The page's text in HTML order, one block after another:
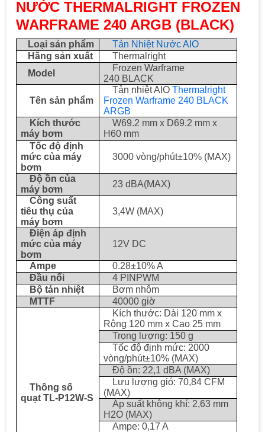
NƯỚC THERMALRIGHT FROZEN
WARFRAME 240 ARGB (BLACK)
Loại sản phẩm
Tản Nhiệt Nước AIO
Hãng sản xuất
Thermalright
Model
Frozen Warframe
240 BLACK
Tên sản phẩm
Tản nhiệt AIO Thermalright
Frozen Warframe 240 BLACK
ARGB
Kích thước
máy bơm
W69.2 mm x D69.2 mm x
H60 mm
Tốc độ định
mức của máy
bơm
3000 vòng/phút±10% (MAX)
Độ ồn của
máy bơm
23 dBA(MAX)
Công suất
tiêu thụ của
máy bơm
3,4W (MAX)
Điện áp định
mức của máy
bơm
12V DC
Ampe
0.28±10% A
Đầu nối
4 PINPWM
Bộ tản nhiệt
Bơm nhôm
MTTF
40000 giờ
Thông số
quạt TL-P12W-S
Kích thước: Dài 120 mm x
Rộng 120 mm x Cao 25 ​​mm
Trọng lượng: 150 g
Tốc độ định mức: 2000
vòng/phút±10% (MAX)
Độ ồn: 22,1 dBA (MAX)
Lưu lượng gió: 70,84 CFM
(MAX)
Áp suất không khí: 2,63 mm
H2O (MAX)
Ampe: 0,17 A